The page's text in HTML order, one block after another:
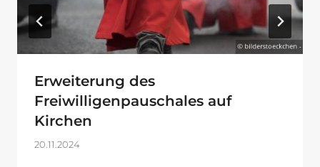
Erweiterung des
Freiwilligenpauschales auf
Kirchen
20.11.2024